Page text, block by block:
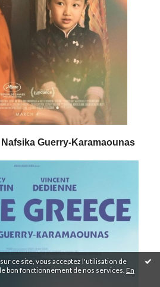
ce site, vous acceptez l'utilisation de
bon fonctionnement de nos services. En
Guerry-Karamaounas